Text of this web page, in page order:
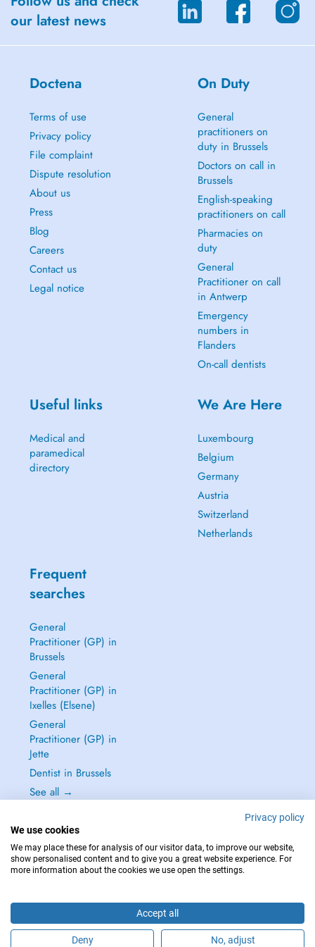
Geef ons een seintje om te bespreken hoe we u van dienst kunnen zijn.
our latest news
Doctena
Terms of use
Privacy policy
File complaint
Dispute resolution
About us
Press
Blog
Careers
Contact us
Legal notice
On Duty
General
practitioners on
duty in Brussels
Doctors on call in
Brussels
English-speaking
practitioners on call
Pharmacies on
duty
General
Practitioner on call
in Antwerp
Emergency
numbers in
Flanders
On-call dentists
Useful links
Medical and
paramedical
directory
We Are Here
Luxembourg
Belgium
Germany
Austria
Switzerland
Netherlands
Frequent
searches
General
Practitioner (GP) in
Brussels
General
Practitioner (GP) in
Ixelles (Elsene)
General
Practitioner (GP) in
Jette
Dentist in Brussels
See all →
IN CASE OF EMERGENCIES, PLEASE CONTACT : 112
Privacy policy
We use cookies
We may place these for analysis of our visitor data, to improve our website,
show personalised content and to give you a great website experience. For
more information about the cookies we use open the settings.
Accept all
Deny No, adjust